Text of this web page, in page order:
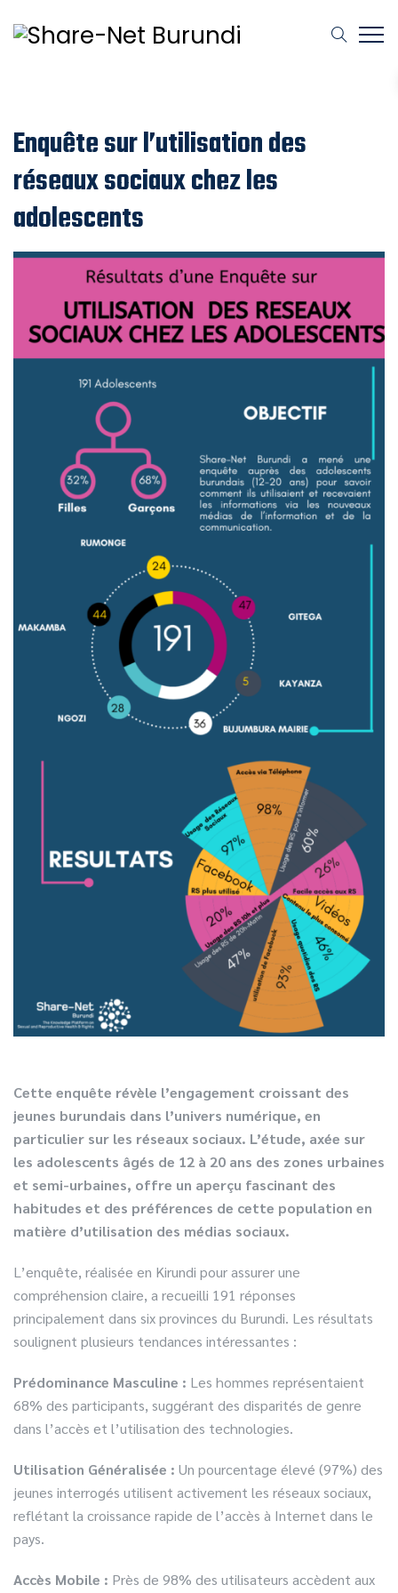
Enquête sur l’utilisation des
réseaux sociaux chez les
adolescents
Cette enquête révèle l’engagement croissant des
jeunes burundais dans l’univers numérique, en
particulier sur les réseaux sociaux. L’étude, axée sur
les adolescents âgés de 12 à 20 ans des zones urbaines
et semi-urbaines, offre un aperçu fascinant des
habitudes et des préférences de cette population en
matière d’utilisation des médias sociaux.
L’enquête, réalisée en Kirundi pour assurer une
compréhension claire, a recueilli 191 réponses
principalement dans six provinces du Burundi. Les résultats
soulignent plusieurs tendances intéressantes :
Prédominance Masculine : Les hommes représentaient
68% des participants, suggérant des disparités de genre
dans l’accès et l’utilisation des technologies.
Utilisation Généralisée : Un pourcentage élevé (97%) des
jeunes interrogés utilisent activement les réseaux sociaux,
reflétant la croissance rapide de l’accès à Internet dans le
pays.
Accès Mobile : Près de 98% des utilisateurs accèdent aux